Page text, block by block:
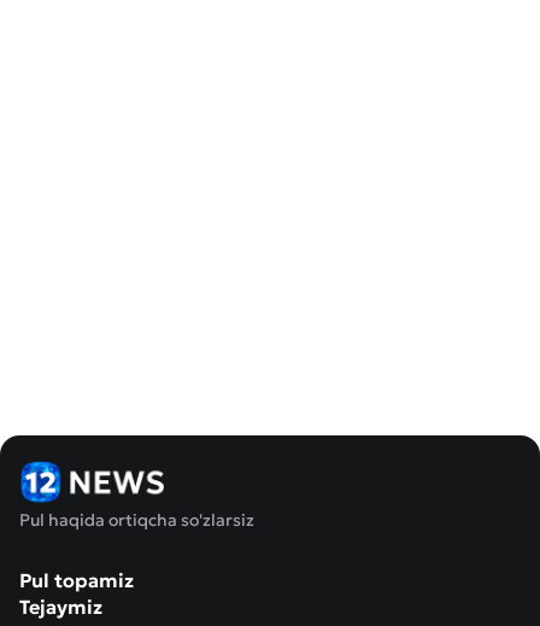
Pul haqida ortiqcha so'zlarsiz
Pul topamiz
Tejaymiz